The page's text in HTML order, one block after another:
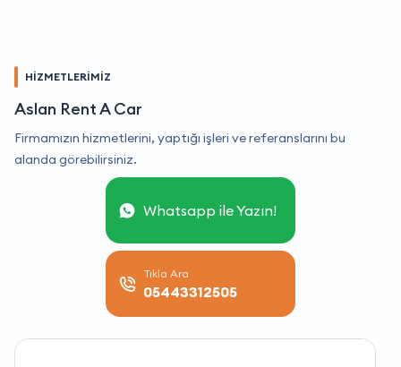
HİZMETLERİMİZ
Aslan Rent A Car
Firmamızın hizmetlerini, yaptığı işleri ve referanslarını bu
alanda görebilirsiniz.
Whatsapp ile Yazın!
Tıkla Ara
05443312505